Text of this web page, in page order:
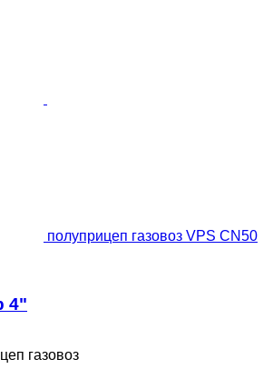
полуприцеп газовоз VPS CN50
4"
газовоз